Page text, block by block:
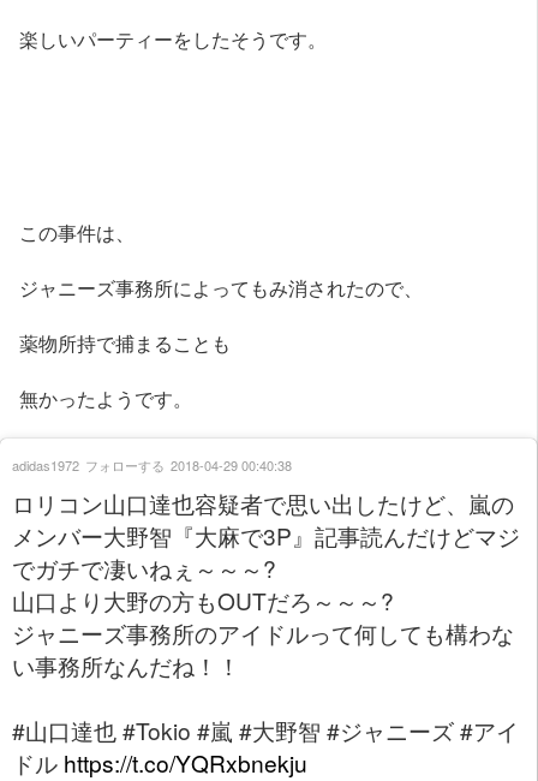
楽しいパーティーをしたそうです。
この事件は、
ジャニーズ事務所によってもみ消されたので、
薬物所持で捕まることも
無かったようです。
ロリコン山口達也容疑者で思い出したけど、嵐の
メンバー大野智『大麻で3P』記事読んだけどマジ
でガチで凄いねぇ～～～?
山口より大野の方もOUTだろ～～～?
ジャニーズ事務所のアイドルって何しても構わな
い事務所なんだね！！
#山口達也 #Tokio #嵐 #大野智 #ジャニーズ #アイ
ドル https://t.co/YQRxbnekju
adidas1972 フォローする 2018-04-29 00:40:38